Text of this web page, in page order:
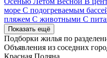
море С подогреваемым
пляжем С животными С
Показать ещё
Подборки жилья по
Объявления из соседних
Красная Поляна